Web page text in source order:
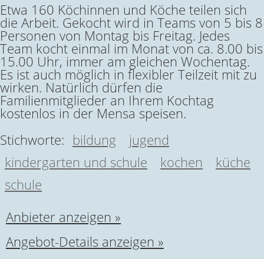
Etwa 160 Köchinnen und Köche teilen sich
die Arbeit. Gekocht wird in Teams von 5 bis 8
Personen von Montag bis Freitag. Jedes
Team kocht einmal im Monat von ca. 8.00 bis
15.00 Uhr, immer am gleichen Wochentag.
Es ist auch möglich in flexibler Teilzeit mit zu
wirken. Natürlich dürfen die
Familienmitglieder an Ihrem Kochtag
kostenlos in der Mensa speisen.
Stichworte: bildung
jugend
kindergarten und schule
kochen
küche
schule
Anbieter anzeigen »
Angebot-Details anzeigen »